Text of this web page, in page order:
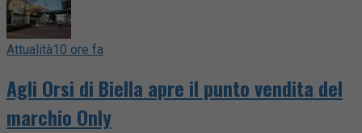
Attualità10 ore fa
Agli Orsi di Biella apre il punto vendita del
marchio Only